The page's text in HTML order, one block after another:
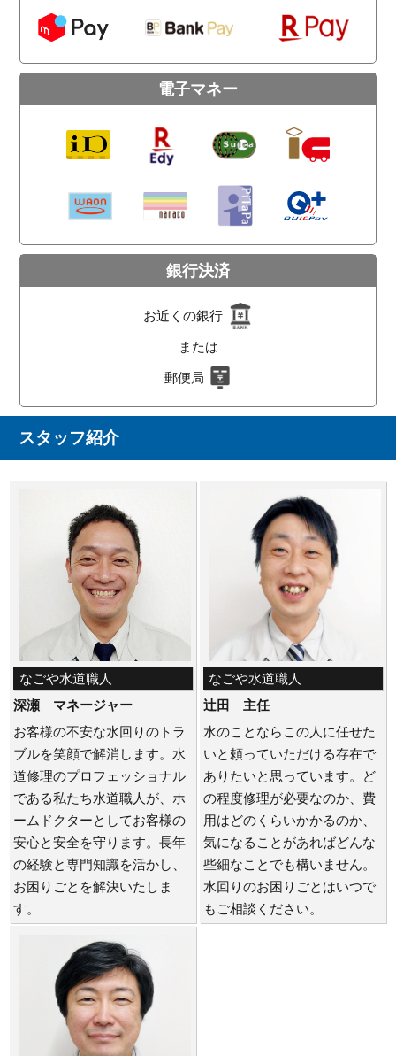
電子マネー
銀行決済
お近くの銀行
または
郵便局
スタッフ紹介
なごや水道職人
深瀬 マネージャー
お客様の不安な水回りのトラ
ブルを笑顔で解消します。水
道修理のプロフェッショナル
である私たち水道職人が、ホ
ームドクターとしてお客様の
安心と安全を守ります。長年
の経験と専門知識を活かし、
お困りごとを解決いたしま
す。
なごや水道職人
辻田 主任
水のことならこの人に任せた
いと頼っていただける存在で
ありたいと思っています。ど
の程度修理が必要なのか、費
用はどのくらいかかるのか、
気になることがあればどんな
些細なことでも構いません。
水回りのお困りごとはいつで
もご相談ください。